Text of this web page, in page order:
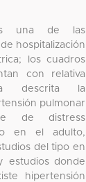
una de las
hospitalización
los cuadros
con relativa
descrita la
pulmonar
de distress
en el adulto,
del tipo en
estudios donde
hipertensión